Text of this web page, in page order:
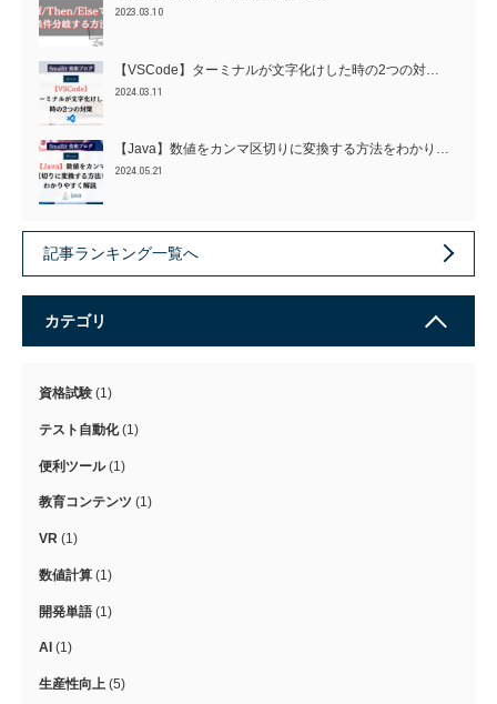
2023.03.10
【VSCode】ターミナルが文字化けした時の2つの対…
2024.03.11
【Java】数値をカンマ区切りに変換する方法をわかり…
2024.05.21
記事ランキング一覧へ
カテゴリ
資格試験 (1)
テスト自動化(1)
便利ツール(1)
教育コンテンツ (1)
VR (1)
数値計算 (1)
開発単語 (1)
AI (1)
生産性向上 (5)